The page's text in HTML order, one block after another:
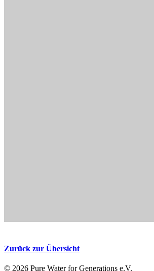
Zurück zur Übersicht
© 2026 Pure Water for Generations e.V.